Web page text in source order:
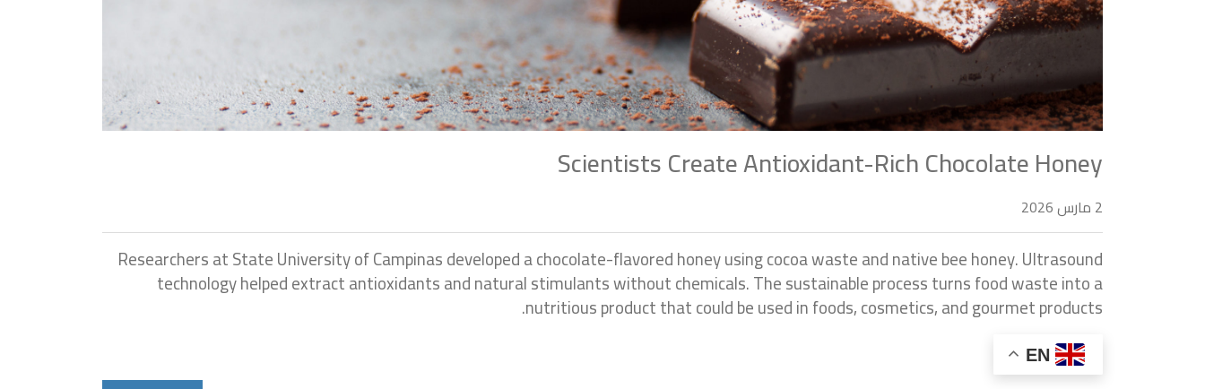
Scientists Create Antioxidant-Rich Chocolate Honey
2 مارس 2026
Researchers atState University of Campinasdeveloped a chocolate-flavored honey using cocoa waste and native bee honey. Ultrasound
technology helped extract antioxidants and natural stimulants without chemicals. The sustainable process turns food waste into a
nutritious product that could be used in foods, cosmetics, and gourmet products.
EN